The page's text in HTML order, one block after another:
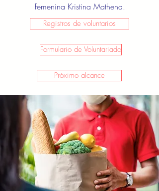
femenina Kristina Mathena.
Registros de voluntarios
Formulario de Voluntariado
Próximo alcance